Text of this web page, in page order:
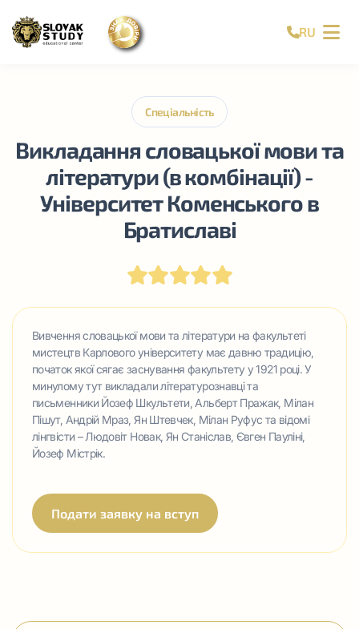
RU
Спеціальність
Викладання словацької мови та
літератури (в комбінації) -
Університет Коменського в
Братиславі
Вивчення словацької мови та літератури на факультеті
мистецтв Карлового університету має давню традицію,
початок якої сягає заснування факультету у 1921 році. У
минулому тут викладали літературознавці та
письменники Йозеф Шкультети, Альберт Пражак, Мілан
Пішут, Андрій Мраз, Ян Штевчек, Мілан Руфус та відомі
лінгвісти – Людовіт Новак, Ян Станіслав, Євген Пауліні,
Йозеф Містрік.
Подати заявку на вступ